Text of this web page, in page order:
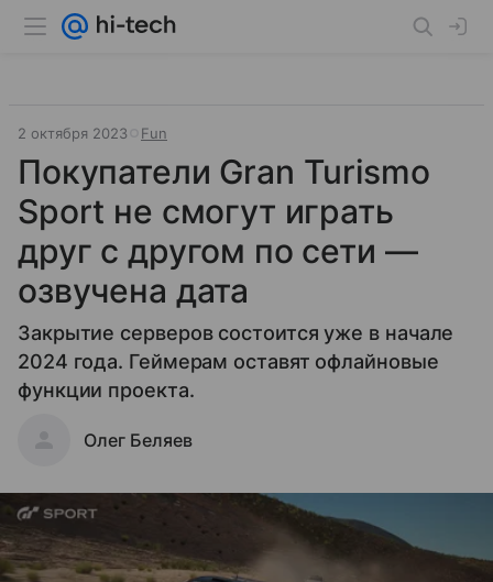
2 октября 2023 Fun
Покупатели Gran Turismo
Sport не смогут играть
друг с другом по сети —
озвучена дата
Закрытие серверов состоится уже в начале
2024 года. Геймерам оставят офлайновые
функции проекта.
Олег Беляев